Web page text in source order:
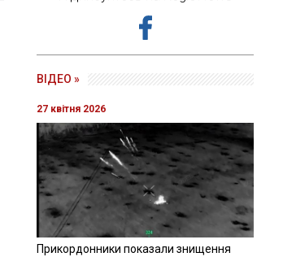
ВІДЕО »
27 квітня 2026
Прикордонники показали знищення